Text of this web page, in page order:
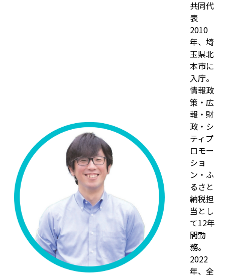
共同代
表
2010
年、埼
玉県北
本市に
入庁。
情報政
策・広
報・財
政・シ
ティプ
ロモー
ショ
ン・ふ
るさと
納税担
当とし
て12年
間勤
務。
2022
年、全